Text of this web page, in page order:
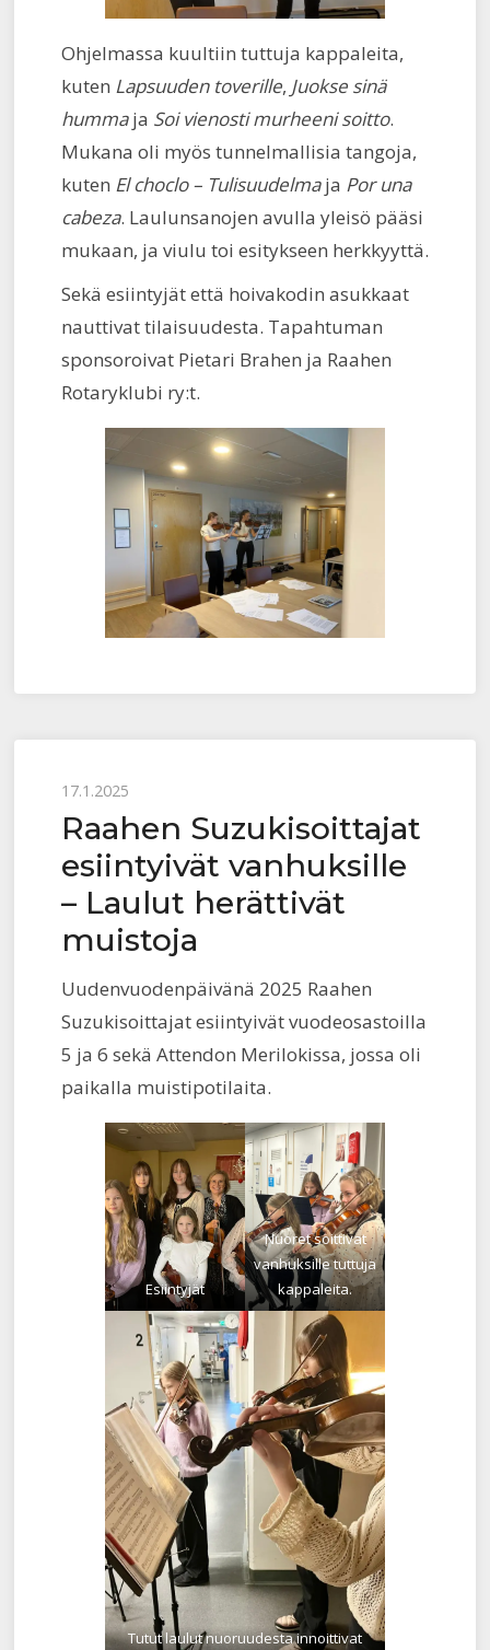
Ohjelmassa kuultiin tuttuja kappaleita,
kuten Lapsuuden toverille, Juokse sinä
hummaja Soi vienosti murheeni soitto.
Mukana oli myös tunnelmallisia tangoja,
kuten El choclo – Tulisuudelmaja Por una
cabeza. Laulunsanojen avulla yleisö pääsi
mukaan, ja viulu toi esitykseen herkkyyttä.
Sekä esiintyjät että hoivakodin asukkaat
nauttivat tilaisuudesta. Tapahtuman
sponsoroivat Pietari Brahen ja Raahen
Rotaryklubi ry:t.
Posted
on
17.1.2025
Raahen Suzukisoittajat
esiintyivät vanhuksille
– Laulut herättivät
muistoja
Uudenvuodenpäivänä 2025 Raahen
Suzukisoittajat esiintyivät vuodeosastoilla
5 ja 6 sekä Attendon Merilokissa, jossa oli
paikalla muistipotilaita.
Esiintyjät
Nuoret soittivat
vanhuksille tuttuja
kappaleita.
Tutut laulut nuoruudesta innoittivat